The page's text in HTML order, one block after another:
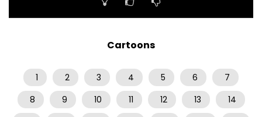
Cartoons
1 2 3 4 5 6
7
8
9 10 11 12 13
14